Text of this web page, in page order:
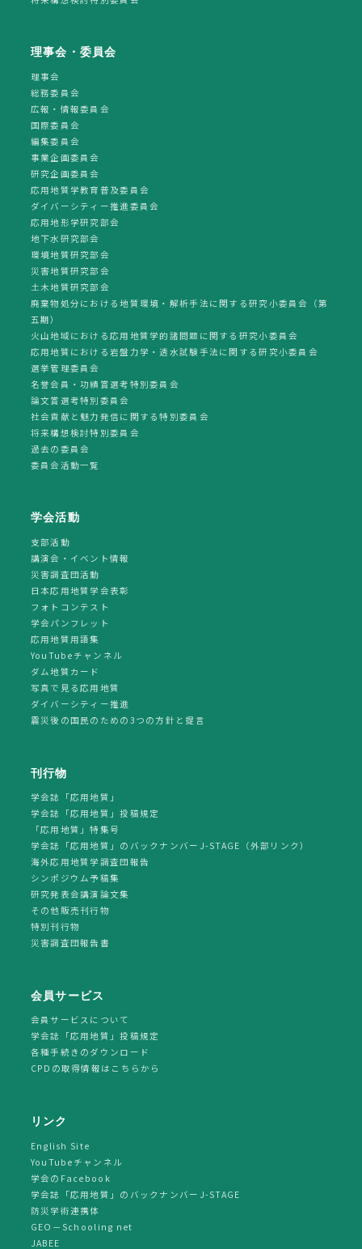
理事会・委員会
理事会
総務委員会
広報・情報委員会
国際委員会
編集委員会
事業企画委員会
研究企画委員会
応用地質学教育普及委員会
ダイバーシティー推進委員会
応用地形学研究部会
地下水研究部会
環境地質研究部会
災害地質研究部会
土木地質研究部会
廃棄物処分における地質環境・解析手法に関する研究小委員会（第
五期）
火山地域における応用地質学的諸問題に関する研究小委員会
応用地質における岩盤力学・透水試験手法に関する研究小委員会
選挙管理委員会
名誉会員・功績賞選考特別委員会
論文賞選考特別委員会
社会貢献と魅力発信に関する特別委員会
将来構想検討特別委員会
過去の委員会
委員会活動一覧
学会活動
支部活動
講演会・イベント情報
災害調査団活動
日本応用地質学会表彰
フォトコンテスト
学会パンフレット
応用地質用語集
YouTubeチャンネル
ダム地質カード
写真で見る応用地質
ダイバーシティー推進
震災後の国民のための3つの方針と提言
刊行物
学会誌「応用地質」
学会誌「応用地質」投稿規定
「応用地質」特集号
学会誌「応用地質」のバックナンバーJ-STAGE（外部リンク）
海外応用地質学調査団報告
シンポジウム予稿集
研究発表会講演論文集
その他販売刊行物
特別刊行物
災害調査団報告書
会員サービス
会員サービスについて
学会誌「応用地質」投稿規定
各種手続きのダウンロード
CPDの取得情報はこちらから
リンク
English Site
YouTubeチャンネル
学会のFacebook
学会誌「応用地質」のバックナンバーJ-STAGE
防災学術連携体
GEO－Schooling net
JABEE